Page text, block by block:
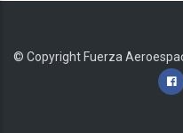
© Copyright Fuerza